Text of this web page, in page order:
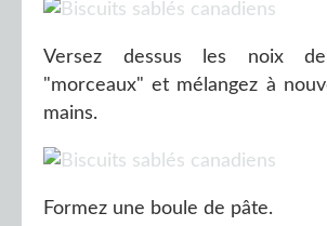
Versez dessus les noix
"morceaux" et mélangez à
mains.
Formez une boule de pâte.